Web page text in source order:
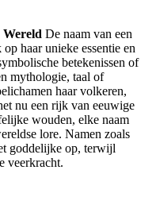
Wereld De naam van een
haar unieke essentie en
betekenissen of
mythologie, taal of
haar volkeren,
nu een rijk van eeuwige
wouden, elke naam
lore. Namen zoals
goddelijke op, terwijl
veerkracht.